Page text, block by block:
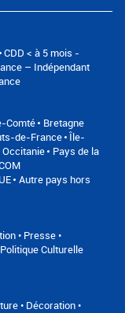
CDD < à 5 mois -
– Indépendant
Comté
Bretagne
de-France Île-
Occitanie
Pays de la
Autre pays hors
• Presse •
Culturelle
• Décoration •